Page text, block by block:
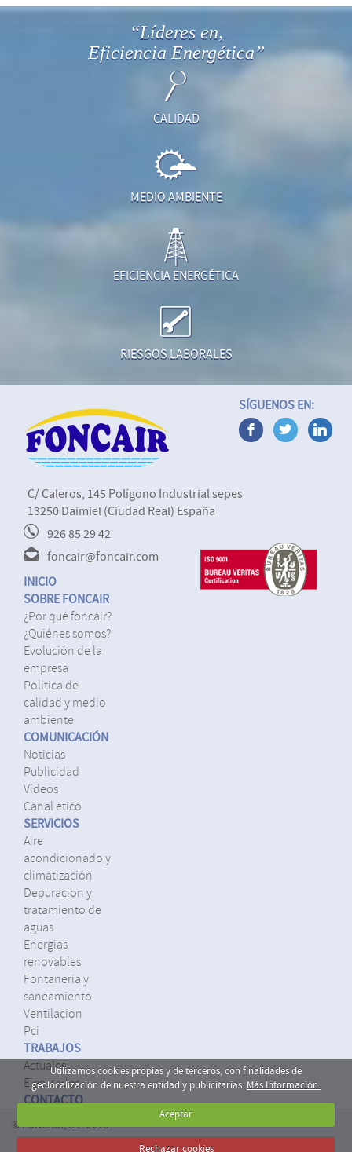
Utilizamos cookies propias y de terceros, con finalidades de
geolocalización de nuestra entidad y publicitarias. Más Información.
Aceptar
Rechazar cookies
“Líderes en,
Eficiencia Energética”
CALIDAD
MEDIO AMBIENTE
EFICIENCIA ENERGÉTICA
RIESGOS LABORALES
C/ Caleros, 145 Polígono Industrial sepes
13250 Daimiel (Ciudad Real) España
926 85 29 42
foncair@foncair.com
SÍGUENOS EN:
INICIO
SOBRE FONCAIR
¿por qué foncair?
¿quiénes somos?
evolución de la
empresa
política de
calidad y medio
ambiente
COMUNICACIÓN
noticias
publicidad
vídeos
canal etico
SERVICIOS
aire
acondicionado y
climatización
depuracion y
tratamiento de
aguas
energias
renovables
fontaneria y
saneamiento
ventilacion
pci
TRABAJOS
actuales
ejecutados
CONTACTO
© FONCAIR, S.L. 2018